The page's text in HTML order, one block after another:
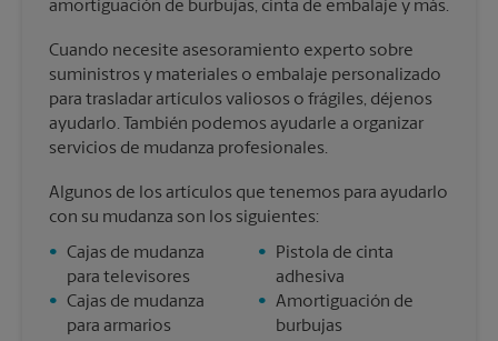
amortiguación de burbujas, cinta de embalaje y más.
Cuando necesite asesoramiento experto sobre
suministros y materiales o embalaje personalizado
para trasladar artículos valiosos o frágiles, déjenos
ayudarlo. También podemos ayudarle a organizar
servicios de mudanza profesionales.
Algunos de los artículos que tenemos para ayudarlo
con su mudanza son los siguientes:
• Cajas de mudanza
para televisores
• Cajas de mudanza
para armarios
•
Pistola de cinta
adhesiva
• Amortiguación de
burbujas